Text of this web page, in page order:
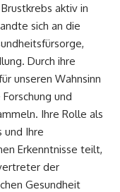
aktiv in
sich an die
Durch ihre
unseren Wahnsinn
und
Ihre Rolle als
und Ihre
Erkenntnisse teilt,
der
Gesundheit